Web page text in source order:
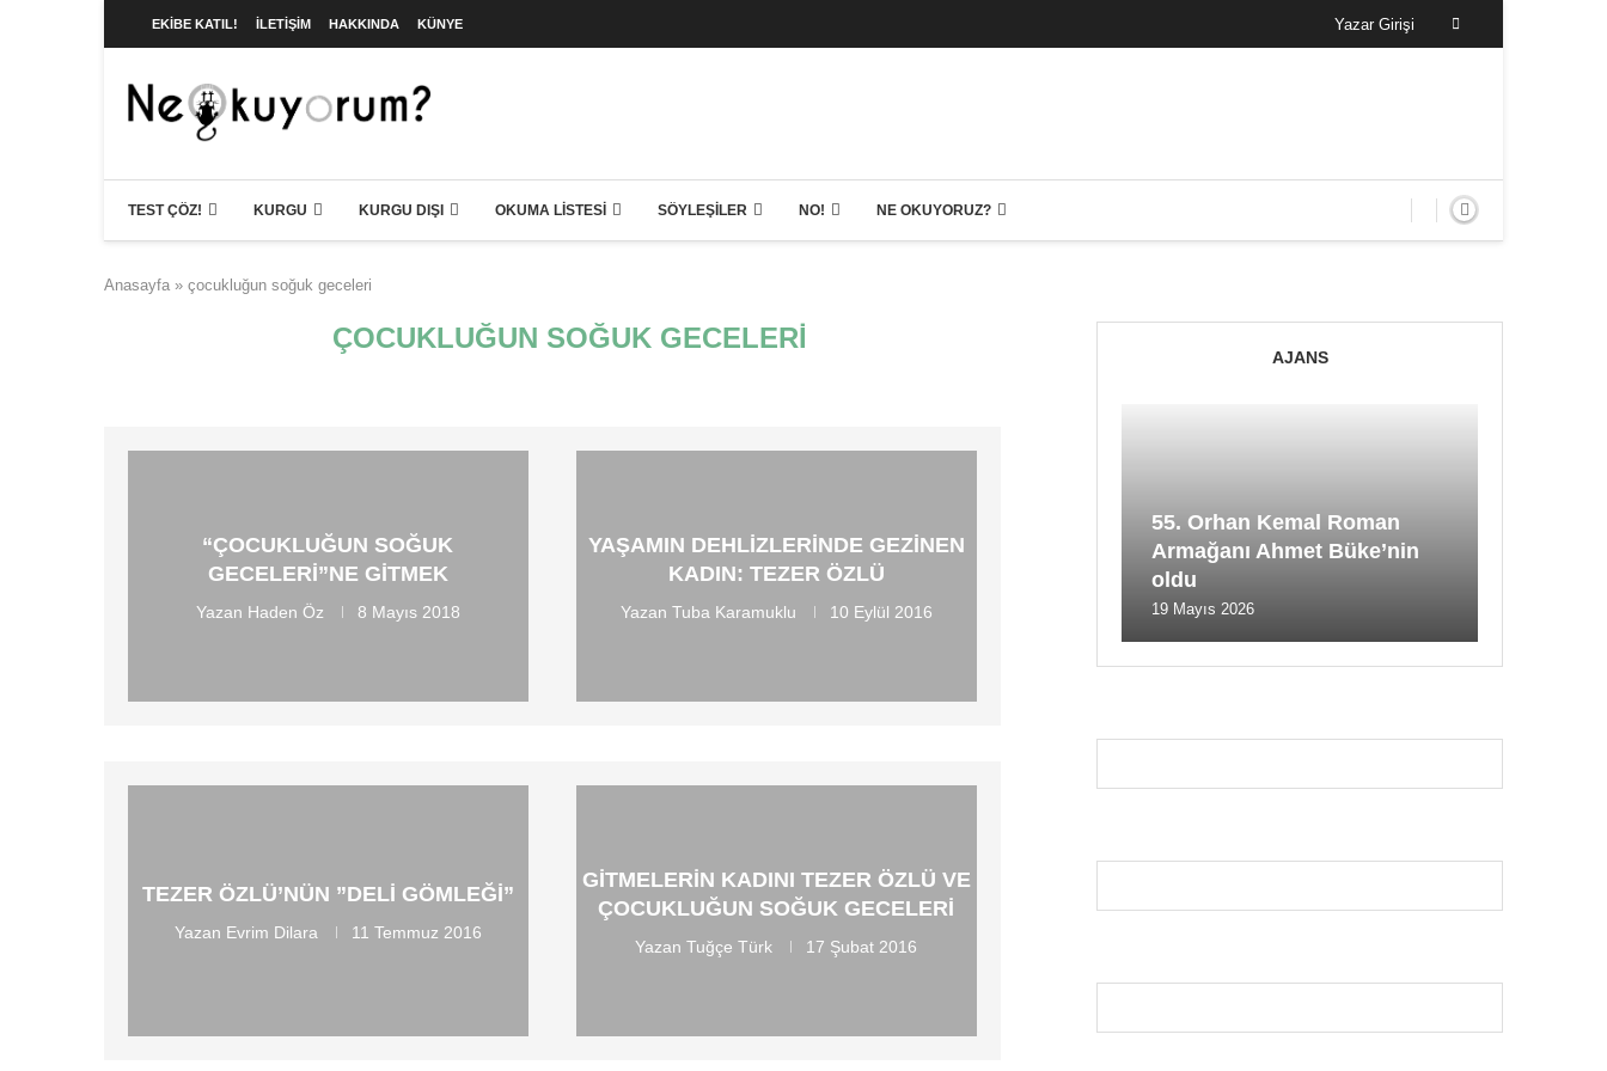
EKIBE KATIL! İLETIŞIM HAKKINDA KÜNYE Yazar Girişi
TEST ÇÖZ! KURGU KURGU DIŞI OKUMA LISTESI SÖYLEŞILER NO! NE OKUYORUZ?
Anasayfa » çocukluğun soğuk geceleri
ÇOCUKLUĞUN SOĞUK GECELERI
“ÇOCUKLUĞUN SOĞUK
GECELERI”NE GITMEK
Yazan Haden Öz 8 Mayıs 2018
YAŞAMIN DEHLIZLERINDE GEZINEN
KADIN: TEZER ÖZLÜ
Yazan Tuba Karamuklu 10 Eylül 2016
TEZER ÖZLÜ’NÜN ”DELI GÖMLEĞI”
Yazan Evrim Dilara 11 Temmuz 2016
GITMELERIN KADINI TEZER ÖZLÜ VE
ÇOCUKLUĞUN SOĞUK GECELERI
YazanTuğçe Türk 17 Şubat 2016
AJANS
55. Orhan Kemal Roman
Armağanı Ahmet Büke’nin
oldu
19 Mayıs 2026